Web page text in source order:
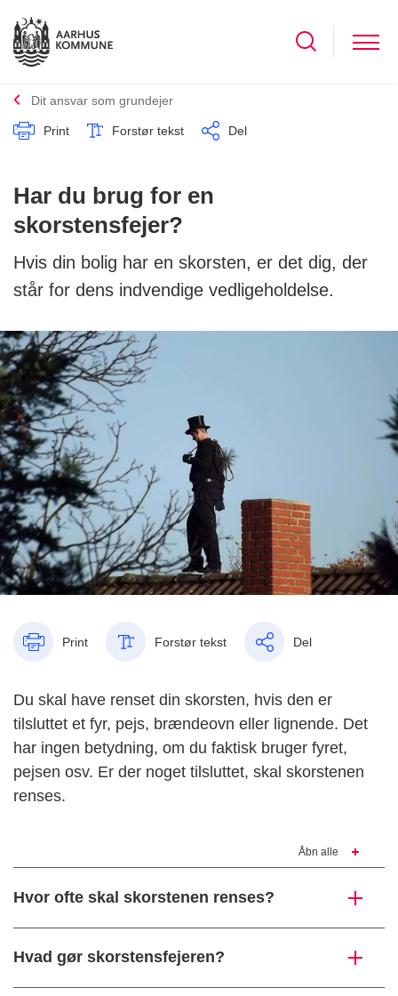
Dit ansvar som grundejer
Print Forstør tekst Del
Har du brug for en
skorstensfejer?
Hvis din bolig har en skorsten, er det dig, der
står for dens indvendige vedligeholdelse.
Print Forstør tekst Del
Du skal have renset din skorsten, hvis den er
tilsluttet et fyr, pejs, brændeovn eller lignende. Det
har ingen betydning, om du faktisk bruger fyret,
pejsen osv. Er der noget tilsluttet, skal skorstenen
renses.
Åbn alle
Hvor ofte skal skorstenen renses?
Hvad gør skorstensfejeren?